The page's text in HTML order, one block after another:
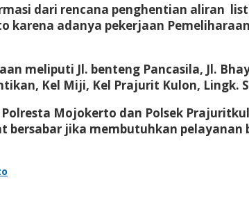
dari rencana penghentian aliran
karena adanya pekerjaan
meliputi Jl. benteng Pancasila, Jl.
Kel Miji, Kel Prajurit Kulon, Lingk.
Mojokerto dan Polsek
bersabar jika membutuhkan